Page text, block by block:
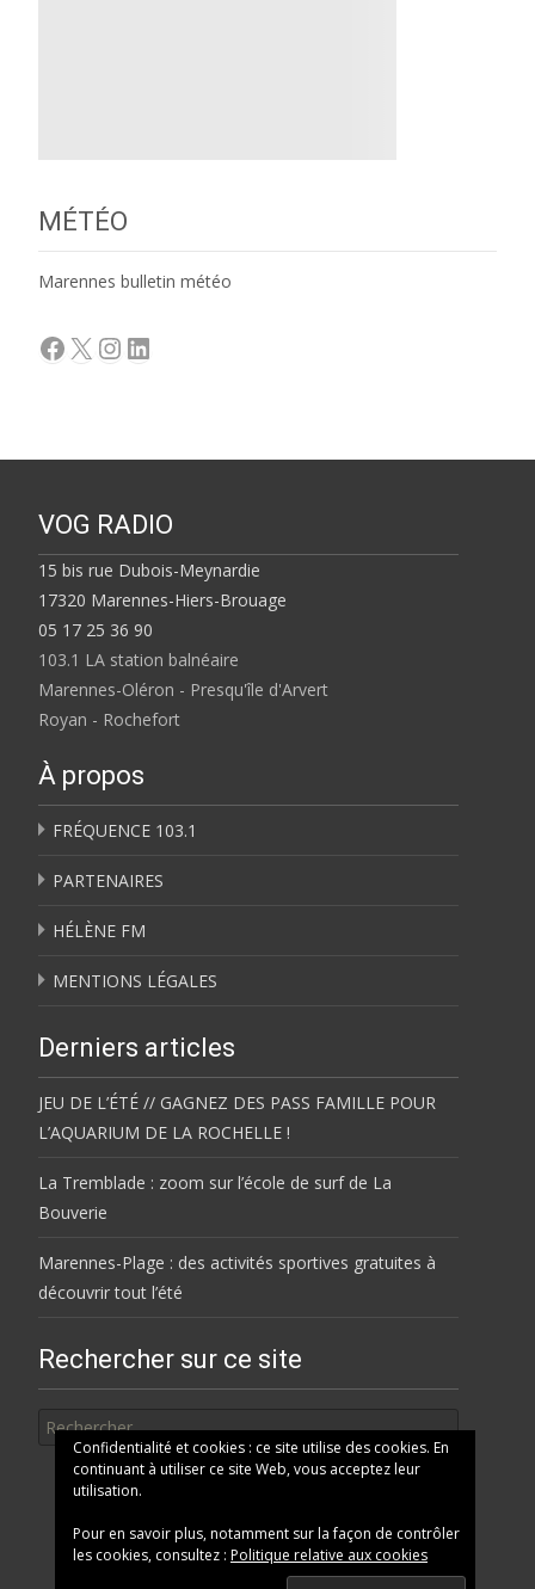
MÉTÉO
Marennes bulletin météo
Facebook
X Instagram
LinkedIn
VOG RADIO
15 bis rue Dubois-Meynardie
17320 Marennes-Hiers-Brouage
05 17 25 36 90
103.1 LA station balnéaire
Marennes-Oléron - Presqu'île d'Arvert
Royan - Rochefort
À propos
FRÉQUENCE 103.1
PARTENAIRES
HÉLÈNE FM
MENTIONS LÉGALES
Derniers articles
JEU DE L’ÉTÉ // GAGNEZ DES PASS FAMILLE POUR
L’AQUARIUM DE LA ROCHELLE !
La Tremblade : zoom sur l’école de surf de La
Bouverie
Marennes-Plage : des activités sportives gratuites à
découvrir tout l’été
Rechercher sur ce site
Confidentialité et cookies : ce site utilise des cookies. En
continuant à utiliser ce site Web, vous acceptez leur
utilisation.
Pour en savoir plus, notamment sur la façon de contrôler
les cookies, consultez : Politique relative aux cookies